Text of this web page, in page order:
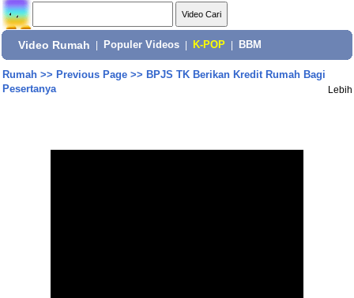
Video Rumah Populer Videos K-POP BBM
Rumah>> Previous Page>> BPJS TK Berikan Kredit Rumah Bagi
Pesertanya
Lebih